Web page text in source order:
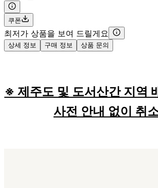
쿠폰
최저가 상품을 보여 드릴게요
상세 정보 구매 정보 상품 문의
※ 제주도 및 도서산간 지역
사전 안내 없이 취